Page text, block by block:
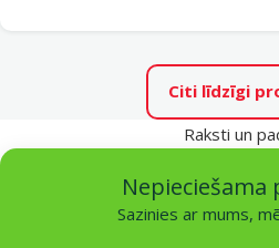
Citi līdzīgi
Raksti un
Nepieciešama
Sazinies ar mums,